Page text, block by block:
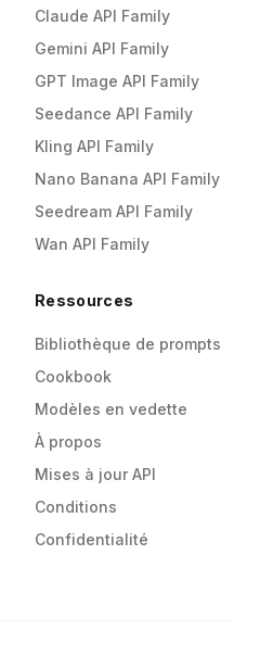
Claude API Family
Gemini API Family
GPT Image API Family
Seedance API Family
Kling API Family
Nano Banana API Family
Seedream API Family
Wan API Family
Ressources
Bibliothèque de prompts
Cookbook
Modèles en vedette
À propos
Mises à jour API
Conditions
Confidentialité